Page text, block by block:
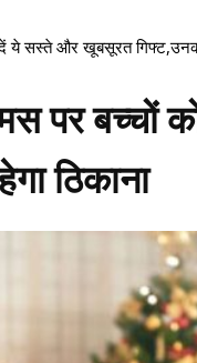
सस्ते और खूबसूरत गिफ्ट,उनकी
पर बच्चों
ठिकाना